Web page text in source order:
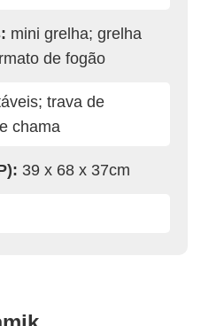
mini grelha; grelha
de fogão
trava de
chama
39 x 68 x 37cm